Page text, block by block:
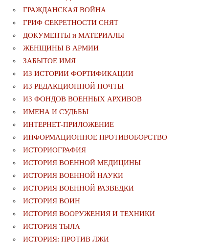
ГРАЖДАНСКАЯ ВОЙНА
ГРИФ СЕКРЕТНОСТИ СНЯТ
ДОКУМЕНТЫ и МАТЕРИАЛЫ
ЖЕНЩИНЫ В АРМИИ
ЗАБЫТОЕ ИМЯ
ИЗ ИСТОРИИ ФОРТИФИКАЦИИ
ИЗ РЕДАКЦИОННОЙ ПОЧТЫ
ИЗ ФОНДОВ ВОЕННЫХ АРХИВОВ
ИМЕНА И СУДЬБЫ
ИНТЕРНЕТ-ПРИЛОЖЕНИЕ
ИНФОРМАЦИОННОЕ ПРОТИВОБОРСТВО
ИСТОРИОГРАФИЯ
ИСТОРИЯ ВОЕННОЙ МЕДИЦИНЫ
ИСТОРИЯ ВОЕННОЙ НАУКИ
ИСТОРИЯ ВОЕННОЙ РАЗВЕДКИ
ИСТОРИЯ ВОИН
ИСТОРИЯ ВООРУЖЕНИЯ И ТЕХНИКИ
ИСТОРИЯ ТЫЛА
ИСТОРИЯ: ПРОТИВ ЛЖИ